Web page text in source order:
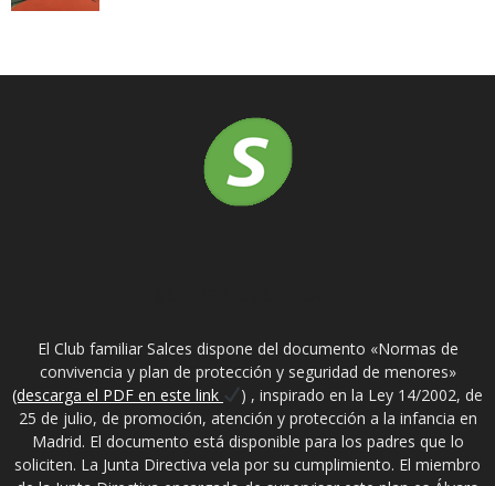
El Club familiar Salces dispone del documento «Normas de
convivencia y plan de protección y seguridad de menores»
(descarga el PDF en este link
) , inspirado en la Ley 14/2002, de
25 de julio, de promoción, atención y protección a la infancia en
Madrid. El documento está disponible para los padres que lo
soliciten. La Junta Directiva vela por su cumplimiento. El miembro